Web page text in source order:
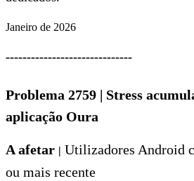
Janeiro de 2026
------------------------------
Problema 2759 | Stress
aplicação Oura
A afetar | Utilizadores Android
ou mais recente